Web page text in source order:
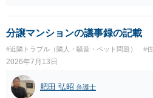
上、自分のペットの遺骨を埋める行為
棄には該当しないため、犯罪になるわ
物の所有者は質問者様であっても、土
ります。そのため、地主に無断でお骨
を侵害する行為や、借地人としての善
能性が高いのが私見です。 どうしても
事前に地主へ相談して許可を得るか、
分譲マンションの議事録の記載
#近隣トラブル（隣人・騒音・ペット問題） #
2026年7月13日
肥田 弘昭 弁護士